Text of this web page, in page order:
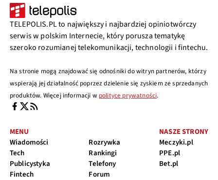
TELEPOLIS.PL to największy i najbardziej opiniotwórczy
serwis w polskim Internecie, który porusza tematykę
szeroko rozumianej telekomunikacji, technologii i fintechu.
Na stronie mogą znajdować się odnośniki do witryn partnerów, którzy
wspierają jej działalność poprzez dzielenie się zyskiem ze sprzedanych
produktów. Więcej informacji w polityce prywatności.
MENU
Wiadomości
Tech
Publicystyka
Fintech
Rozrywka
Rankingi
Telefony
Forum
NASZE STRONY
Meczyki.pl
PPE.pl
Bet.pl